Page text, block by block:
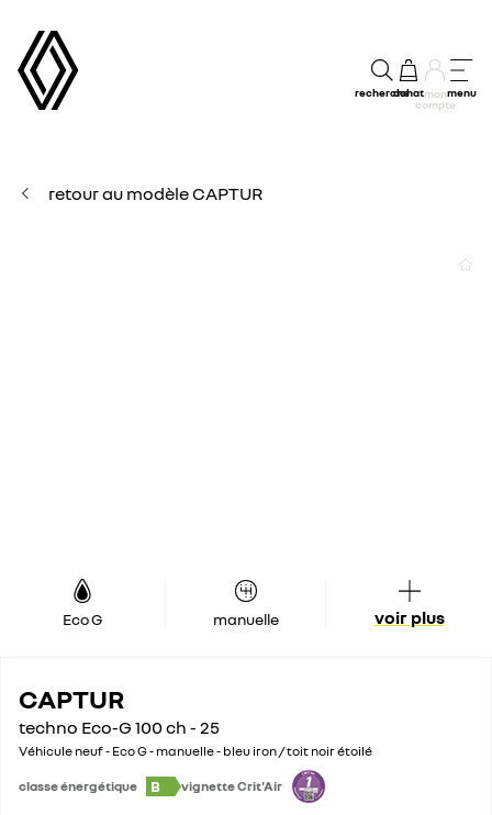
rechercheachatmon
compte
menu
retour au modèle CAPTUR
Eco G manuelle voir plus
CAPTUR
techno Eco-G 100 ch - 25
Véhicule neuf - Eco G - manuelle - bleu iron / toit noir étoilé
classe énergétique B vignette Crit'Air